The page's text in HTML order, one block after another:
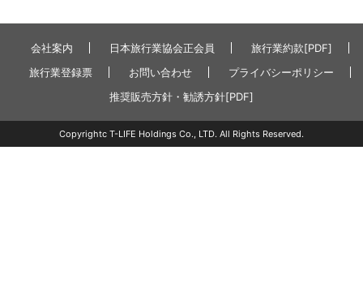
会社案内 日本旅行業協会正会員
旅行業約款[PDF]
旅行業登録票
お問い合わせ
プライバシーポリシー
推奨販売方針・勧誘方針[PDF]
Copyrightc T-LIFE Holdings Co., LTD. All Rights Reserved.